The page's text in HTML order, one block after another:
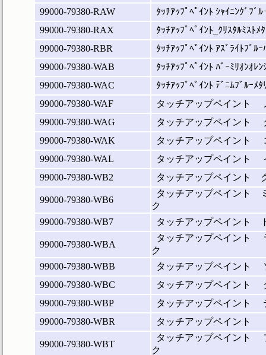
99000-79380-RAW
ﾀｯﾁｱｯﾌﾟﾍﾟｲﾝﾄ ｼｬｲﾆﾝｸﾞﾌﾞﾙ
99000-79380-RAX
ﾀｯﾁｱｯﾌﾟﾍﾟｲﾝﾄ_ｸﾘｽﾀﾙﾐｽﾄﾒ
99000-79380-RBR
ﾀｯﾁｱｯﾌﾟﾍﾟｲﾝﾄ ｱｽﾞﾗｲﾄﾌﾞﾙｰ
99000-79380-WAB
ﾀｯﾁｱｯﾌﾟﾍﾟｲﾝﾄ ﾊﾞｰﾐﾘｵﾝｵﾚﾝ
99000-79380-WAC
ﾀｯﾁｱｯﾌﾟﾍﾟｲﾝﾄ ﾃﾞﾆﾑﾌﾞﾙｰﾒﾀ
99000-79380-WAF
タッチアップペイント
99000-79380-WAG
タッチアップペイント
99000-79380-WAK
タッチアップペイント
99000-79380-WAL
タッチアップペイント
99000-79380-WB2
タッチアップペイント
99000-79380-WB6
タッチアップペイント
ク
99000-79380-WB7
タッチアップペイント
99000-79380-WBA
タッチアップペイント
ク
99000-79380-WBB
タッチアップペイント
99000-79380-WBC
タッチアップペイント
99000-79380-WBP
タッチアップペイント
99000-79380-WBR
タッチアップペイント
99000-79380-WBT
タッチアップペイント
ク